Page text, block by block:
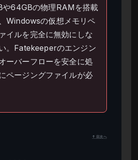
や64GBの物理RAMを搭載
Windowsの仮想メモリペ
イルを完全に無効にしな
。Fatekeeperのエンジン
ーバーフローを安全に処
ページングファイルが必
↑ 目次へ